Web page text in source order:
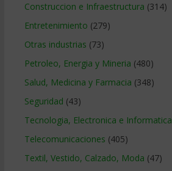
Construccion e Infraestructura (314)
Entretenimiento (279)
Otras industrias (73)
Petroleo, Energia y Mineria (480)
Salud, Medicina y Farmacia (348)
Seguridad (43)
Tecnologia, Electronica e Informatica
Telecomunicaciones (405)
Textil, Vestido, Calzado, Moda (47)